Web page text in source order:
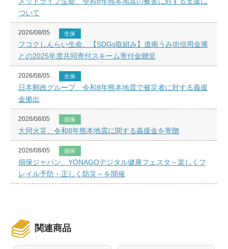
ついて
2026/08/05 生保
フコクしんらい生命、【SDGs取組み】道南うみ街信用金庫
との2025年度共同寄付スキーム寄付金贈呈
2026/08/05 生保
日本郵政グループ、令和8年熊本地震で被災者に対する義援
金拠出
2026/08/05 損保
大同火災、令和8年熊本地震に関する義援金を寄贈
2026/08/05 損保
損保ジャパン、YONAGOデジタル健康フェスタ～楽しくフ
レイル予防・正しく防災～を開催
関連商品